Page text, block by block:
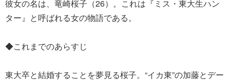
彼女の名は、竜崎桜子（26）。これは『ミス・東大生ハン
ター』と呼ばれる女の物語である。
◆これまでのあらすじ
東大卒と結婚することを夢見る桜子。“イカ東”の加藤とデー